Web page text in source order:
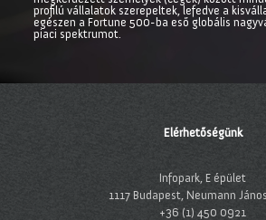
profilú vállalatok szerepeltek, lefedve a
egészen a Fortune 500-ba eső globális
piaci spektrumot.
Elérhetőségünk
Infopark, E épület
1117 Budapest, Neumann
+36 (1) 450 0921